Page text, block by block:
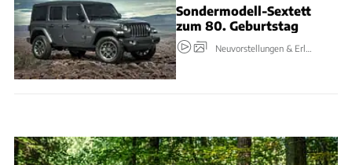
Sondermodell-Sextett
zum 80. Geburtstag
Neuvorstellungen & Erlkönige